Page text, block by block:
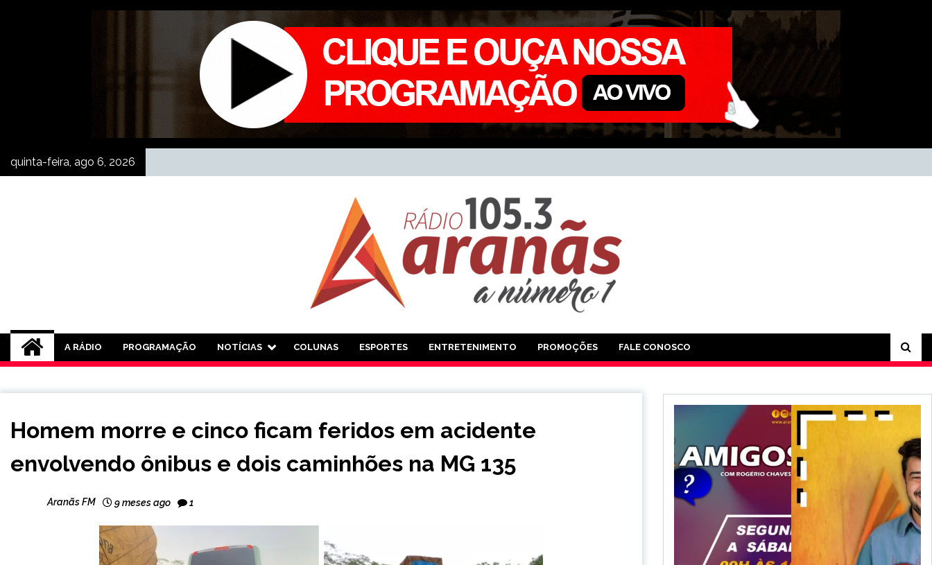
quinta-feira, ago 6, 2026
Rádio Aranãs 105.3
A RÁDIO PROGRAMAÇÃO NOTÍCIAS COLUNAS ESPORTES ENTRETENIMENTO PROMOÇÕES FALE CONOSCO
GERAIS
Homem morre e cinco ficam feridos em acidente
envolvendo ônibus e dois caminhões na MG 135
Aranãs FM 9 meses ago 1